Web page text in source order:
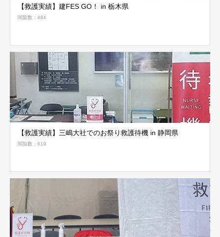
【救護実績】建FES GO！ in 栃木県
閲覧数：484
【救護実績】三嶋大社でのお祭り救護待機 in 静岡県
閲覧数：619